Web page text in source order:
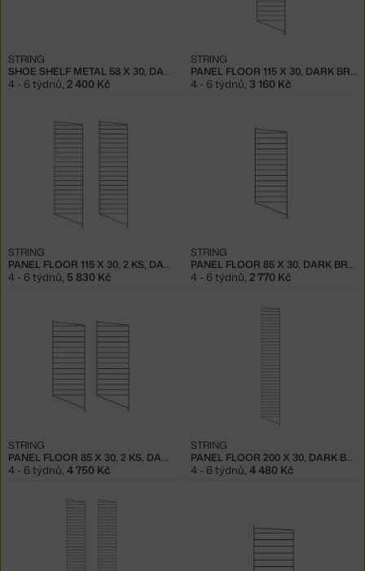
SHOE SHELF METAL 58 X 30, DARK BROWN
STRING
4 - 6 týdnů, 2 400 Kč
PANEL FLOOR 115 X 30, DARK BROWN
STRING
4 - 6 týdnů, 3 160 Kč
PANEL FLOOR 115 X 30, 2 KS, DARK BROWN
STRING
4 - 6 týdnů, 5 830 Kč
PANEL FLOOR 85 X 30, DARK BROWN
STRING
4 - 6 týdnů, 2 770 Kč
PANEL FLOOR 85 X 30, 2 KS, DARK BROWN
STRING
4 - 6 týdnů, 4 750 Kč
PANEL FLOOR 200 X 30, DARK BROWN
STRING
4 - 6 týdnů, 4 480 Kč